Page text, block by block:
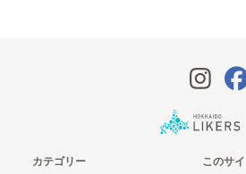
カテゴリー
このサ